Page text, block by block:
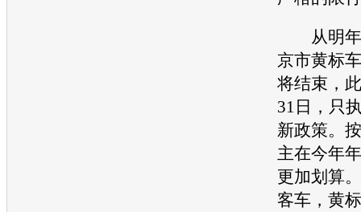
从明年1
京市黄标
将结束，
31日，只
新政策。
主在今年
更加划算
客车，黄